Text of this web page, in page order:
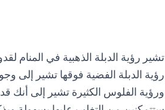
تشير رؤية الدبلة الذهبية في المنام
رؤية الدبلة الفضية فوقها تشير
ورؤية الفلوس الكثيرة تشير إلى أنك